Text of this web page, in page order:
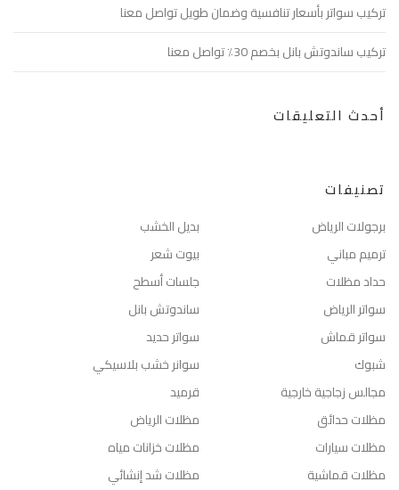
تركيب سواتر بأسعار تنافسية وضمان طويل تواصل معنا
تركيب ساندوتش بانل بخصم 30٪ تواصل معنا
أحدث التعليقات
تصنيفات
بديل الخشب
برجولات الرياض
بيوت شعر
ترميم مباني
جلسات أسطح
حداد مظلات
ساندوتش بانل
سواتر الرياض
سواتر حديد
سواتر قماش
سوانر خشب بلاسيكي
شبوك
قرميد
مجالس زجاجية خارجية
مظلات الرياض
مظلات حدائق
مظلات خزانات مياه
مظلات سيارات
مظلات شد إنشائي
مظلات قماشية